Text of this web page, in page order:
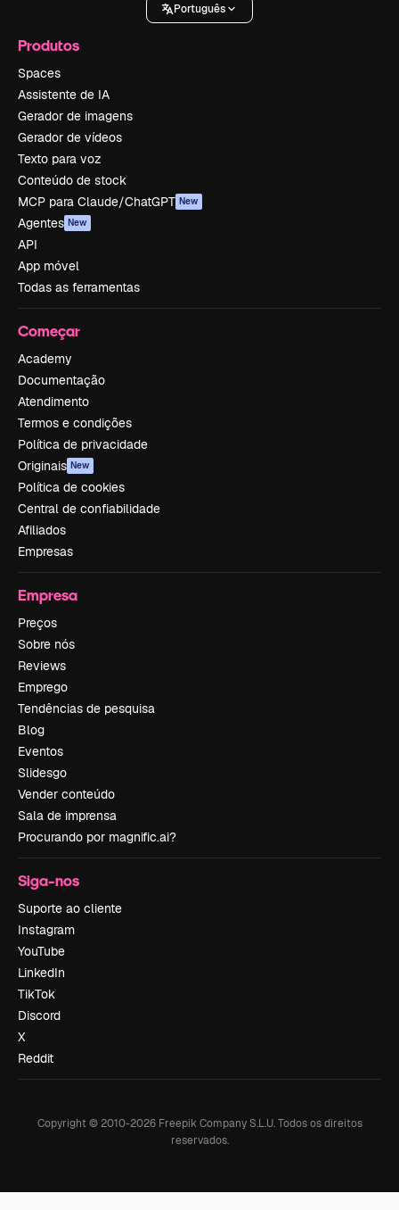
Português
Produtos
Spaces
Assistente de IA
Gerador de imagens
Gerador de vídeos
Texto para voz
Conteúdo de stock
MCP para Claude/ChatGPT New
Agentes New
API
App móvel
Todas as ferramentas
Começar
Academy
Documentação
Atendimento
Termos e condições
Política de privacidade
Originais New
Política de cookies
Central de confiabilidade
Afiliados
Empresas
Empresa
Preços
Sobre nós
Reviews
Emprego
Tendências de pesquisa
Blog
Eventos
Slidesgo
Vender conteúdo
Sala de imprensa
Procurando por magnific.ai?
Siga-nos
Suporte ao cliente
Instagram
YouTube
LinkedIn
TikTok
Discord
X
Reddit
Copyright © 2010-2026Freepik Company S.L.U. Todos os direitos
reservados.